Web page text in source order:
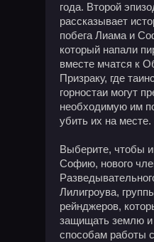
года. Второй
рассказывает
побега Лиама и
который напали
вместе мчатся к
Призраку, где
горностаи могут
необходимую им
убить их на месте.
Выберите, чтобы
Софию, нового
Лилигроува,
рейнджеров,
защищать землю и
способам работы